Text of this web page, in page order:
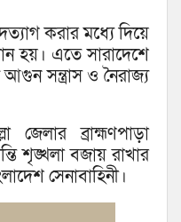
করার মধ্যে দিয়ে
হয়। এতে সারাদেশে
সন্ত্রাস ও নৈরাজ্য
জেলার ব্রাহ্মণপাড়া
শৃঙ্খলা বজায় রাখার
সেনাবাহিনী।